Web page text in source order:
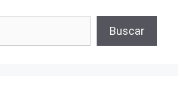
Buscar